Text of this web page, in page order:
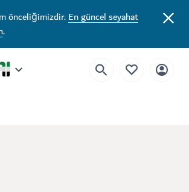
önceliğimizdir.En güncel seyahat
.